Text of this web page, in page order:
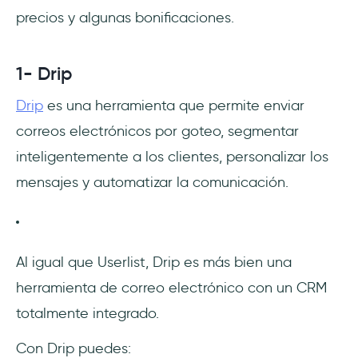
precios y algunas bonificaciones.
1- Drip
Drip es una herramienta que permite enviar
correos electrónicos por goteo, segmentar
inteligentemente a los clientes, personalizar los
mensajes y automatizar la comunicación.
Al igual que Userlist, Drip es más bien una
herramienta de correo electrónico con un CRM
totalmente integrado.
Con Drip puedes: